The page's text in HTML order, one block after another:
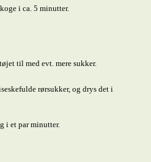
i ca. 5 minutter.
til med evt. mere sukker.
rørsukker, og drys det i
i et par minutter.